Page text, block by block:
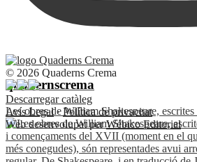
quadernscrema
Les obres de William Shakespeare,
© 2026 Quaderns Crema
Descarregar catàleg
Avís Legal·Política de privacitat
Web desenvolupat perWébico Editorial